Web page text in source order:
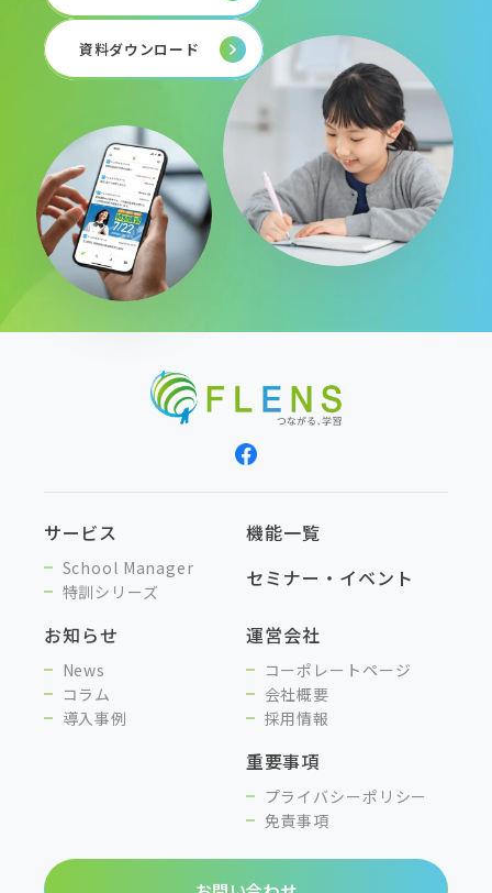
資料ダウンロード
サービス
School Manager
特訓シリーズ
機能一覧
セミナー・イベント
お知らせ
News
コラム
導入事例
運営会社
コーポレートページ
会社概要
採用情報
重要事項
プライバシーポリシー
免責事項